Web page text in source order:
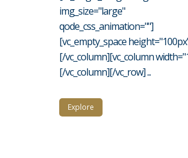
img_size="large"
qode_css_animation=""]
[vc_empty_space
[/vc_column][vc_column
[/vc_column][/vc_row] ...
Explore